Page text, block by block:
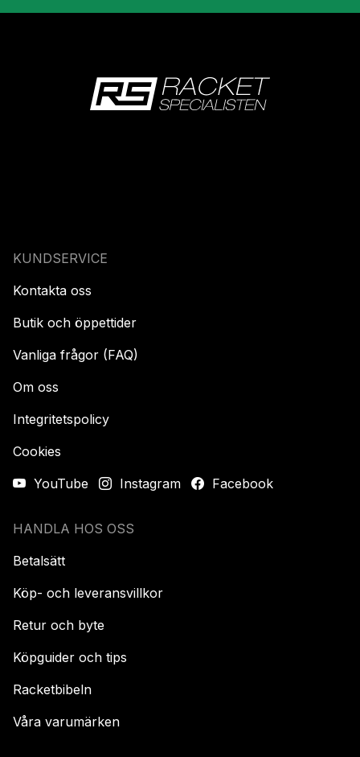
KUNDSERVICE
Kontakta oss
Butik och öppettider
Vanliga frågor (FAQ)
Om oss
Integritetspolicy
Cookies
YouTube
Instagram Facebook
HANDLA HOS OSS
Betalsätt
Köp- och leveransvillkor
Retur och byte
Köpguider och tips
Racketbibeln
Våra varumärken